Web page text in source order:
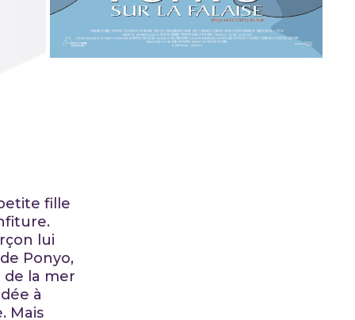
fille
lui
Ponyo,
la mer
à
Mais